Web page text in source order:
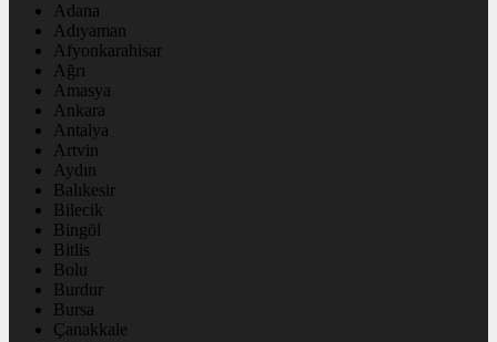
Adana
Adıyaman
Afyonkarahisar
Ağrı
Amasya
Ankara
Antalya
Artvin
Aydın
Balıkesir
Bilecik
Bingöl
Bitlis
Bolu
Burdur
Bursa
Çanakkale